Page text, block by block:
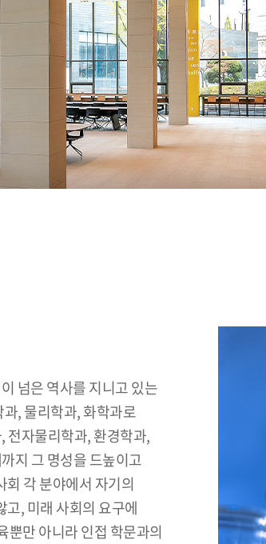
넘은 역사를 지니고 있는
, 물리학과, 화학과로
전자물리학과, 환경학과,
지 그 명성을 드높이고
각 분야에서 자기의
, 미래 사회의 요구에
뿐만 아니라 인접 학문과의